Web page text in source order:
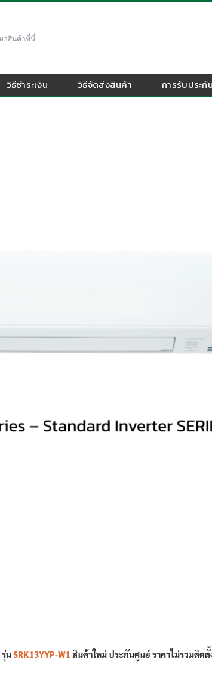
วิธีชำระเงิน วิธีจัดส่งสินค้า การรับประกั
รุ่นSRK13YYP-W1 สินค้าใหม่ประกันศูนย์ ราคาไม่รวมติดตั้